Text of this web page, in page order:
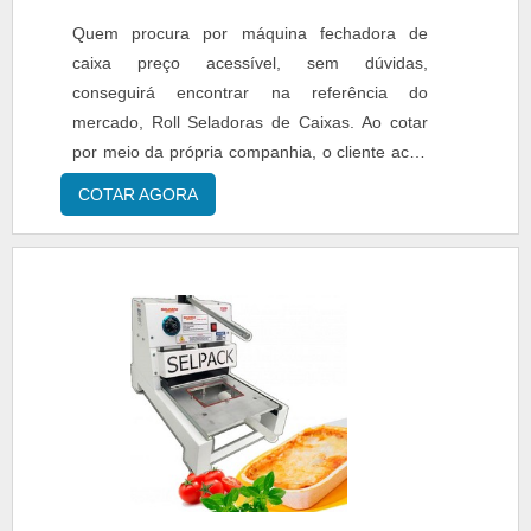
delivery e seladora para petisqueira tipo
galvanotek g540.É uma empresa
comprometida com os serviços e uma
empresa inovadora, padrões alcançados por
conter escritório de alta qualidade onde são
realizadas as atividades e equipamentos de
última geração. Esses fatores, somados a um
time com equipe multidisciplinar de consultores
essência de trazer o melhor para todos os
clientes..
Quem procura por máquina fechadora de
caixa preço acessível, sem dúvidas,
conseguirá encontrar na referência do
mercado, Roll Seladoras de Caixas. Ao cotar
por meio da própria companhia, o cliente acha
a líder em bom atendimento.Quando a busca é
por máquina fechadora de caixa preço justo,
qualidade com pagamento acessível.MAIS
SOBRE MÁQUINA FECHADORA DE CAIXA
PREÇO ACESSÍVELA Roll Seladoras de
Caixas canaliza sua energia em produzir uma
estrutura com escritório de alta qualidade onde
são realizadas as atividades e equipamentos
de última geração, tudo isso para oferecer
máquina fechadora de caixa preço justo com
COTAR AGORA